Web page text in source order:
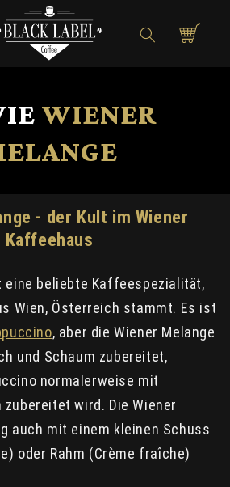
Shopping
cart
WIENER
- der Kult im Wiener
Kaffeehaus
eine beliebte Kaffeespezialität,
Wien, Österreich stammt. Es ist
, aber die Wiener Melange
und Schaum zubereitet,
normalerweise mit
wird. Die Wiener
auch mit einem kleinen Schuss
oder Rahm (Crème fraîche)